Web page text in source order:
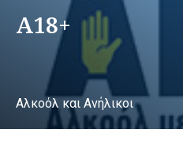
A18+
Αλκοόλ και Ανήλικοι